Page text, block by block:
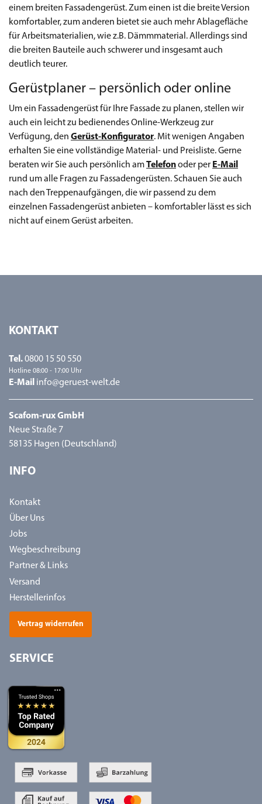
einem breiten Fassadengerüst. Zum einen ist die breite Version
komfortabler, zum anderen bietet sie auch mehr Ablagefläche
für Arbeitsmaterialien, wie z.B. Dämmmaterial. Allerdings sind
die breiten Bauteile auch schwerer und insgesamt auch
deutlich teurer.
Gerüstplaner – persönlich oder online
Um ein Fassadengerüst für Ihre Fassade zu planen, stellen wir
auch ein leicht zu bedienendes Online-Werkzeug zur
Verfügung, den Gerüst-Konfigurator. Mit wenigen Angaben
erhalten Sie eine vollständige Material- und Preisliste. Gerne
beraten wir Sie auch persönlich amTelefonoder per E-Mail
rund um alle Fragen zu Fassadengerüsten. Schauen Sie auch
nach den Treppenaufgängen, die wir passend zu dem
einzelnen Fassadengerüst anbieten – komfortabler lässt es sich
nicht auf einem Gerüst arbeiten.
KONTAKT
Tel.0800 15 50 550
Hotline 08:00 - 17:00 Uhr
E-Mail info@geruest-welt.de
Scafom-rux GmbH
Neue Straße 7
58135 Hagen (Deutschland)
INFO
Kontakt
Über Uns
Jobs
Wegbeschreibung
Partner & Links
Versand
Herstellerinfos
Vertrag widerrufen
SERVICE